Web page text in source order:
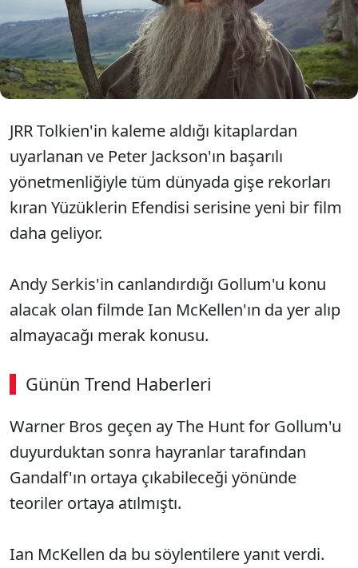
alabileceğini ancak bunun tek bir şarta
bağlı olduğunu söyledi.
JRR Tolkien'in kaleme aldığı kitaplardan
uyarlanan ve Peter Jackson'ın başarılı
yönetmenliğiyle tüm dünyada gişe rekorları
kıran Yüzüklerin Efendisi serisine yeni bir film
daha geliyor.
Andy Serkis'in canlandırdığı Gollum'u konu
alacak olan filmde Ian McKellen'ın da yer alıp
almayacağı merak konusu.
Günün Trend Haberleri
00:02 / 09:08
Sesi Aç
Warner Bros geçen ay The Hunt for Gollum'u
duyurduktan sonra hayranlar tarafından
Gandalf'ın ortaya çıkabileceği yönünde
teoriler ortaya atılmıştı.
Ian McKellen da bu söylentilere yanıt verdi.